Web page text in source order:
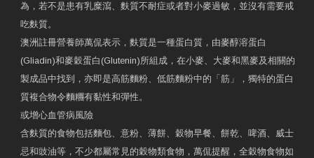
為，若不是患有乳糜瀉、麩質不耐症或者對小麥過敏，並沒有需要戒
吃麩質。
澳洲註冊營養師萬侃表示，麩質是一種蛋白質，由麥醇溶蛋白
(Gliadin)和麥穀蛋白(Glutenin)所組成，在小麥、大麥和黑麥及相關的
製成品中找到，亦即是高筋麵粉、低筋麵粉中的「筋」，獨特的蛋白
質複合物令麵糰有黏性和彈性。
或增心血管病風險
含麩質的食物包括麵包、意粉、薄餅、穀物早餐、餅乾、啤酒、威士
忌和豉油等，不少都屬常見的穀物類食物，萬侃提醒，全穀物食物如